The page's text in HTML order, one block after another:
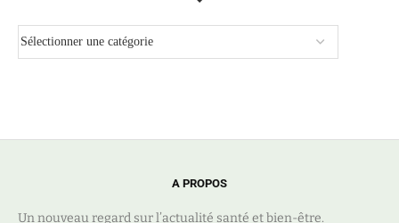
A PROPOS
Un nouveau regard sur l’actualité santé et bien-être.